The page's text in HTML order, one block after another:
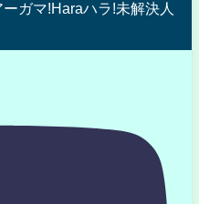
ガマ!Haraハラ!未解決人